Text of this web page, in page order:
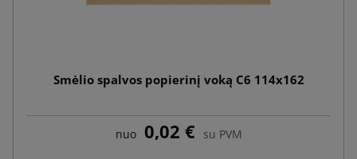
Smėlio spalvos popierinį voką C6 114x162
nuo 0,02 € su PVM